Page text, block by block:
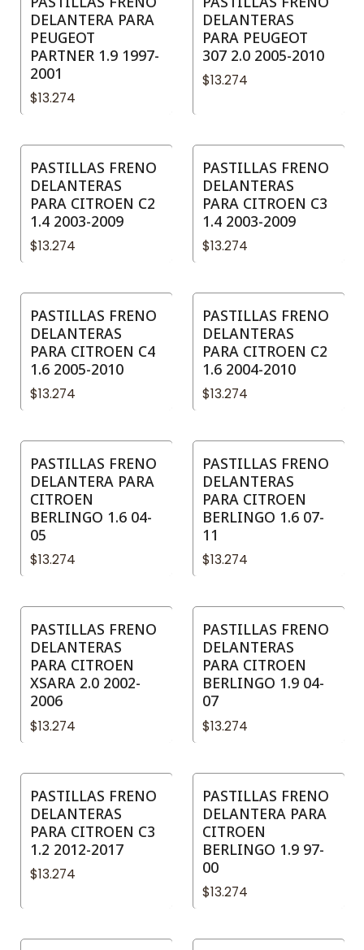
DELANTERA PARA
PEUGEOT
PARTNER 1.9 1997-
2001
$13.274
DELANTERAS
PARA PEUGEOT
307 2.0 2005-2010
$13.274
PASTILLAS FRENO
DELANTERAS
PARA CITROEN C2
1.4 2003-2009
$13.274
PASTILLAS FRENO
DELANTERAS
PARA CITROEN C3
1.4 2003-2009
$13.274
PASTILLAS FRENO
DELANTERAS
PARA CITROEN C4
1.6 2005-2010
$13.274
PASTILLAS FRENO
DELANTERAS
PARA CITROEN C2
1.6 2004-2010
$13.274
PASTILLAS FRENO
DELANTERA PARA
CITROEN
BERLINGO 1.6 04-
05
$13.274
PASTILLAS FRENO
DELANTERAS
PARA CITROEN
BERLINGO 1.6 07-
11
$13.274
PASTILLAS FRENO
DELANTERAS
PARA CITROEN
XSARA 2.0 2002-
2006
$13.274
PASTILLAS FRENO
DELANTERAS
PARA CITROEN
BERLINGO 1.9 04-
07
$13.274
PASTILLAS FRENO
DELANTERAS
PARA CITROEN C3
1.2 2012-2017
$13.274
PASTILLAS FRENO
DELANTERA PARA
CITROEN
BERLINGO 1.9 97-
00
$13.274